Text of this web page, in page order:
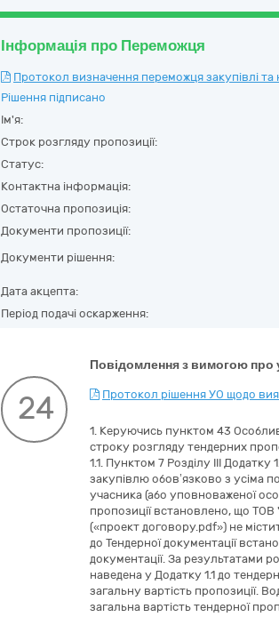
Інформація про Переможця
Протокол визначення переможця закупівлі
Рішення підписано
Ім'я:
Строк розгляду пропозиції:
Статус:
Контактна інформація:
Остаточна пропозиція:
Документи пропозиції:
Документи рішення:
Дата акцепта:
Період подачі оскарження:
Повідомлення з вимогою про
24 Протокол рішення УО щодо
1. Керуючись пунктом 43
строку розгляду тендерних
1.1. Пунктом 7 Розділу ІІІ
закупівлю обов’язково з усіма
учасника (або уповноваженої
пропозиції встановлено, що
(«проект договору.pdf») не
до Тендерної документації
документації. За результатами
наведена у Додатку 1.1 до
загальну вартість пропозиції.
загальна вартість тендерної